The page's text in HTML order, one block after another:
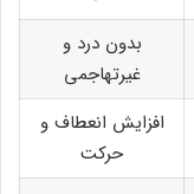
بدون درد و
غیرتهاجمی
افزایش انعطاف و
حرکت